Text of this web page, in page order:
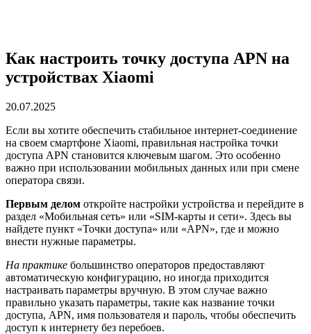
Как настроить точку доступа APN на
устройствах Xiaomi
20.07.2025
Если вы хотите обеспечить стабильное интернет-соединение
на своем смартфоне Xiaomi, правильная настройка точки
доступа APN становится ключевым шагом. Это особенно
важно при использовании мобильных данных или при смене
оператора связи.
Первым делом откройте настройки устройства и перейдите в
раздел «Мобильная сеть» или «SIM-карты и сети». Здесь вы
найдете пункт «Точки доступа» или «APN», где и можно
внести нужные параметры.
На практике большинство операторов предоставляют
автоматическую конфигурацию, но иногда приходится
настраивать параметры вручную. В этом случае важно
правильно указать параметры, такие как название точки
доступа, APN, имя пользователя и пароль, чтобы обеспечить
доступ к интернету без перебоев.